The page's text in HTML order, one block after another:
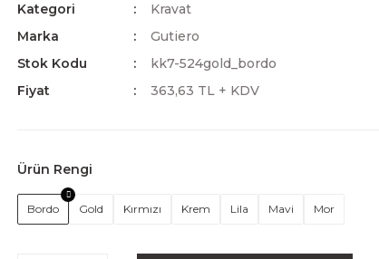
Kategori
Kravat
Marka
Gutiero
Stok Kodu
kk7-524gold_bordo
Fiyat
363,63 TL + KDV
Ürün Rengi
Bordo Gold Kırmızı Krem Lila Mavi Mor